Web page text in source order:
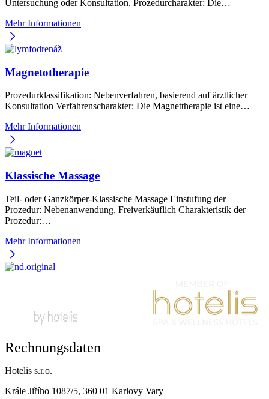
Untersuchung oder Konsultation. Prozedurcharakter: Die…
Mehr Informationen
Magnetotherapie
Prozedurklassifikation: Nebenverfahren, basierend auf ärztlicher
Konsultation Verfahrenscharakter: Die Magnettherapie ist eine…
Mehr Informationen
Klassische Massage
Teil- oder Ganzkörper-Klassische Massage Einstufung der
Prozedur: Nebenanwendung, Freiverkäuflich Charakteristik der
Prozedur:…
Mehr Informationen
Rechnungsdaten
Hotelis s.r.o.
Krále Jiřího 1087/5, 360 01 Karlovy Vary